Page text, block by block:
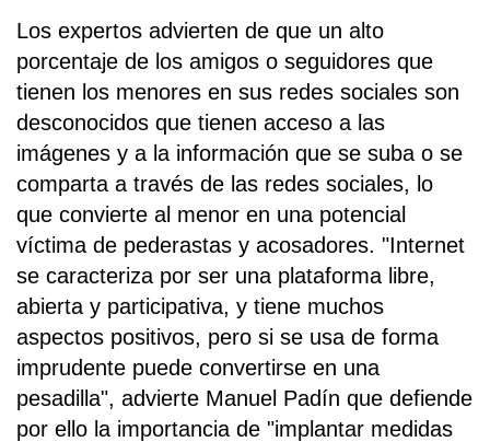
Los expertos advierten de que un alto
porcentaje de los amigos o seguidores que
tienen los menores en sus redes sociales son
desconocidos que tienen acceso a las
imágenes y a la información que se suba o se
comparta a través de las redes sociales, lo
que convierte al menor en una potencial
víctima de pederastas y acosadores. "Internet
se caracteriza por ser una plataforma libre,
abierta y participativa, y tiene muchos
aspectos positivos, pero si se usa de forma
imprudente puede convertirse en una
pesadilla", advierte Manuel Padín que defiende
por ello la importancia de "implantar medidas